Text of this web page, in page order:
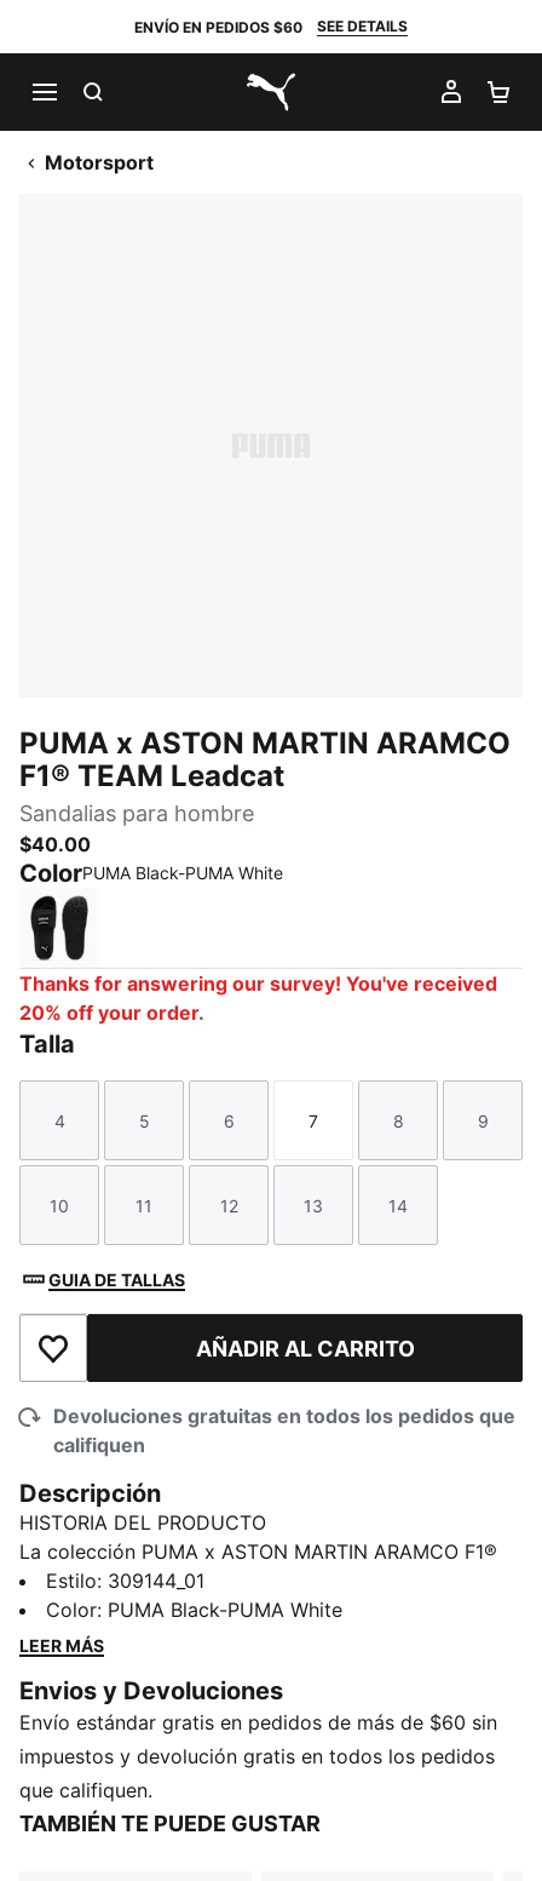
ENVÍO EN PEDIDOS $60 SEE DETAILS
PUMA.com
MI
Motorsport
PUMA x ASTON MARTIN ARAMCO
F1® TEAM Leadcat
Sandalias para hombre
$40.00
ColorPUMA Black-PUMA White
PUMA Black-PUMA White
Thanks for answering our survey! You've received
20% off your order.
Talla
Talla
4
Talla
5
Talla
6
Talla
7
Talla
8
Talla
9
Talla
10
Talla
11
Talla
12
Talla
13
Talla
14
GUIA DE TALLAS
Añadir a la lista de deseosAÑADIR AL CARRITO
Devoluciones gratuitas en todos los pedidos que
califiquen
Descripción
HISTORIA DEL PRODUCTO
La colección PUMA x ASTON MARTIN ARAMCO F1®
TEAM redefine el estilo en la pista. Impulsada por la
velocidad y la precisión, esta colección lleva la
tecnología de las carreras al movimiento cotidiano.
cada detalle: creado para moverse rápido, lucir
elegante y dominar el momento.
DETALLES
Ancho: regular
Tipo de puntera: abierto
Estilo: 309144_01
Color: PUMA Black-PUMA White
LEER MÁS
Envios y Devoluciones
Envío estándar gratis en pedidos de más de $60 sin
impuestos y devolución gratis en todos los pedidos
que califiquen.
TAMBIÉN TE PUEDE GUSTAR